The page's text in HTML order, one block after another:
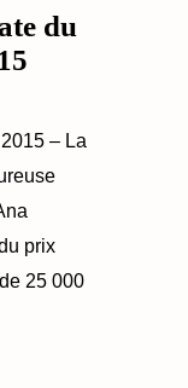
du
– La
prix
25 000